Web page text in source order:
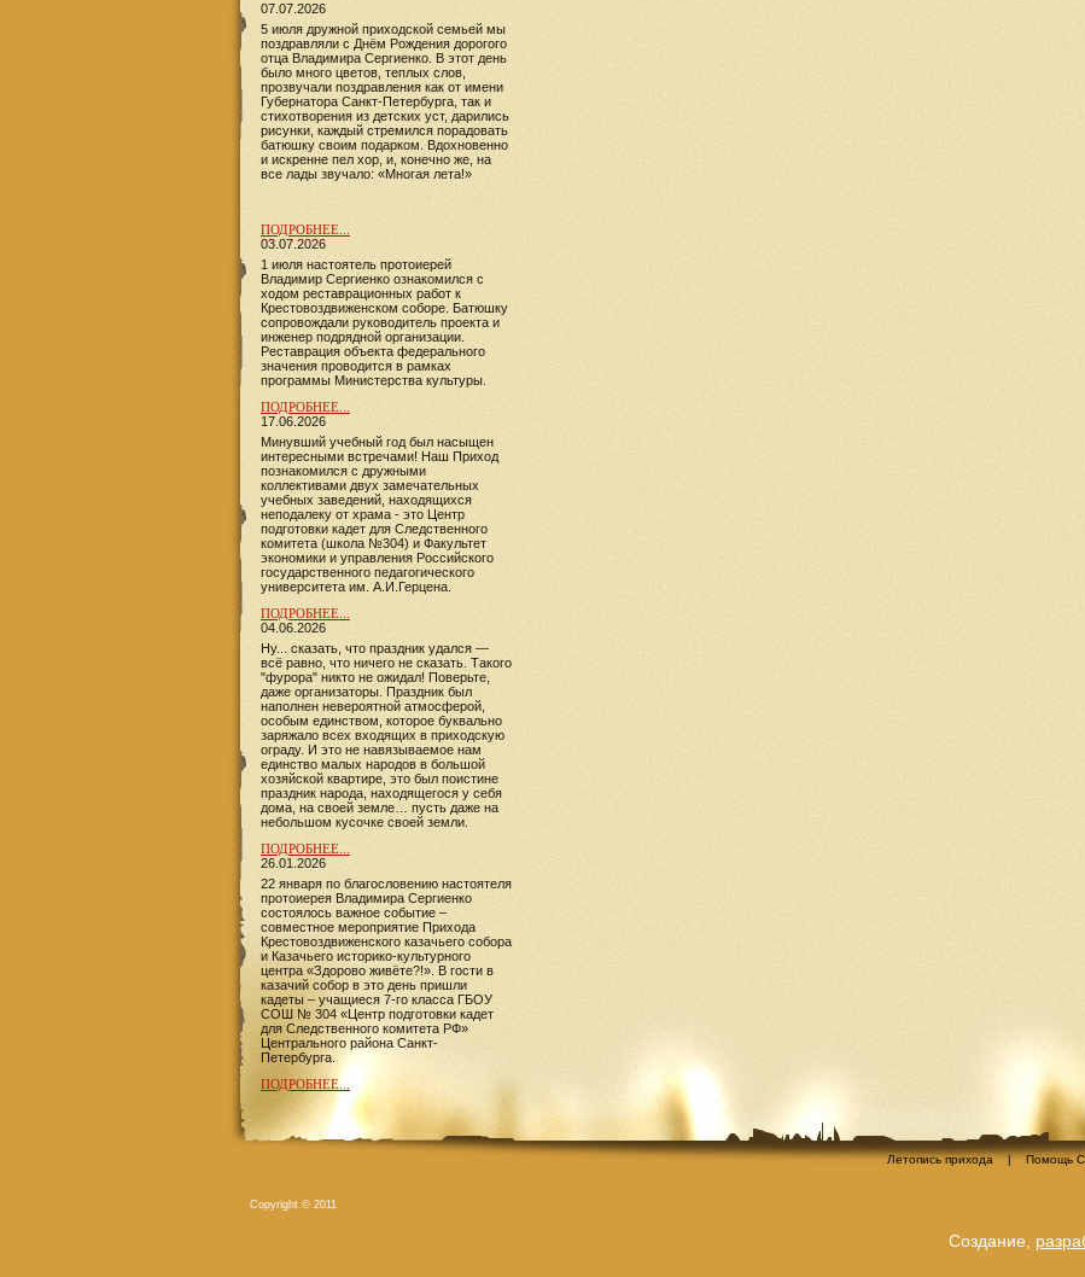
07.07.2026
5 июля дружной приходской семьей мы
поздравляли с Днём Рождения дорогого
отца Владимира Сергиенко. В этот день
было много цветов, теплых слов,
прозвучали поздравления как от имени
Губернатора Санкт-Петербурга, так и
стихотворения из детских уст, дарились
рисунки, каждый стремился порадовать
батюшку своим подарком. Вдохновенно
и искренне пел хор, и, конечно же, на
все лады звучало: «Многая лета!»
ПОДРОБНЕЕ...
03.07.2026
1 июля настоятель протоиерей
Владимир Сергиенко ознакомился с
ходом реставрационных работ к
Крестовоздвиженском соборе. Батюшку
сопровождали руководитель проекта и
инженер подрядной организации.
Реставрация объекта федерального
значения проводится в рамках
программы Министерства культуры.
ПОДРОБНЕЕ...
17.06.2026
​​​​​​Минувший учебный год был насыщен
интересными встречами! Наш Приход
познакомился с дружными
коллективами двух замечательных
учебных заведений, находящихся
неподалеку от храма - это Центр
подготовки кадет для Следственного
комитета (школа №304) и Факультет
экономики и управления Российского
государственного педагогического
университета им. А.И.Герцена.
ПОДРОБНЕЕ...
04.06.2026
Ну... сказать, что праздник удался —
всё равно, что ничего не сказать. Такого
"фурора" никто не ожидал! Поверьте,
даже организаторы. Праздник был
наполнен невероятной атмосферой,
особым единством, которое буквально
заряжало всех входящих в приходскую
ограду. И это не навязываемое нам
единство малых народов в большой
хозяйской квартире, это был поистине
праздник народа, находящегося у себя
дома, на своей земле… пусть даже на
небольшом кусочке своей земли.
ПОДРОБНЕЕ...
26.01.2026
22 января по благословению настоятеля
протоиерея Владимира Сергиенко
состоялось важное событие –
совместное мероприятие Прихода
Крестовоздвиженского казачьего собора
и Казачьего историко-культурного
центра «Здорово живёте?!». В гости в
казачий собор в это день пришли
кадеты – учащиеся 7-го класса ГБОУ
СОШ № 304 «Центр подготовки кадет
для Следственного комитета РФ»
Центрального района Санкт-
Петербурга.
ПОДРОБНЕЕ...
Летопись прихода | Помощь
Создание,
Copyright © 2011